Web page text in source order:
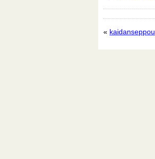
« kaidanseppou